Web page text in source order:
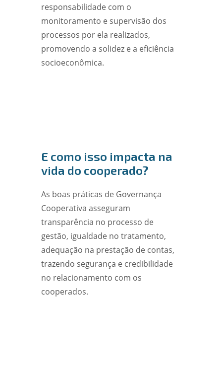
responsabilidade com o
monitoramento e supervisão dos
processos por ela realizados,
promovendo a solidez e a eficiência
socioeconômica.
E como isso impacta na
vida do cooperado?
As boas práticas de Governança
Cooperativa asseguram
transparência no processo de
gestão, igualdade no tratamento,
adequação na prestação de contas,
trazendo segurança e credibilidade
no relacionamento com os
cooperados.